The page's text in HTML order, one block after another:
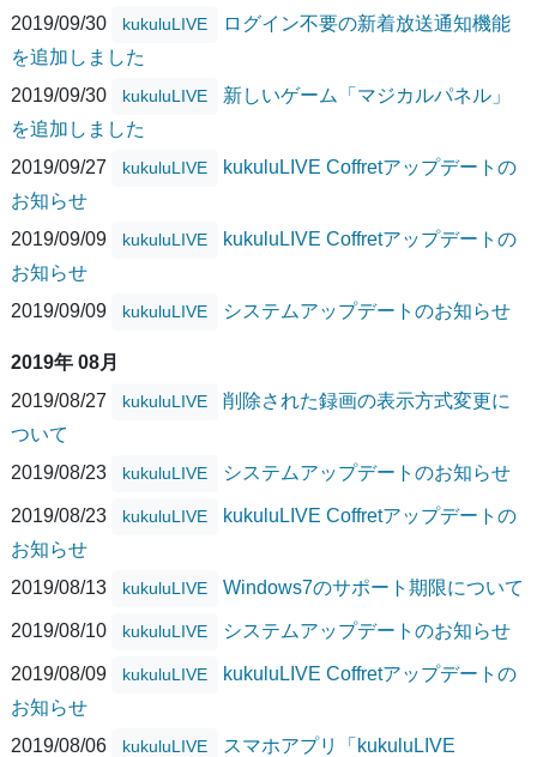
2019/09/30
kukuluLIVE
ログイン不要の新着放送通知機能
を追加しました
2019/09/30
kukuluLIVE
新しいゲーム「マジカルパネル」
を追加しました
2019/09/27
kukuluLIVE
kukuluLIVE Coffretアップデートの
お知らせ
2019/09/09
kukuluLIVE
kukuluLIVE Coffretアップデートの
お知らせ
2019/09/09
kukuluLIVE システムアップデートのお知らせ
2019年 08月
2019/08/27
kukuluLIVE
削除された録画の表示方式変更に
ついて
2019/08/23
kukuluLIVE システムアップデートのお知らせ
2019/08/23 kukuluLIVE
kukuluLIVE Coffretアップデートの
お知らせ
2019/08/13
kukuluLIVE Windows7のサポート期限について
2019/08/10 kukuluLIVE システムアップデートのお知らせ
2019/08/09 kukuluLIVE
kukuluLIVE Coffretアップデートの
お知らせ
2019/08/06
kukuluLIVE
スマホアプリ「kukuluLIVE